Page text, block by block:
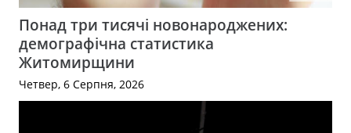
Понад три тисячі новонароджених:
демографічна статистика
Житомирщини
Четвер, 6 Серпня, 2026